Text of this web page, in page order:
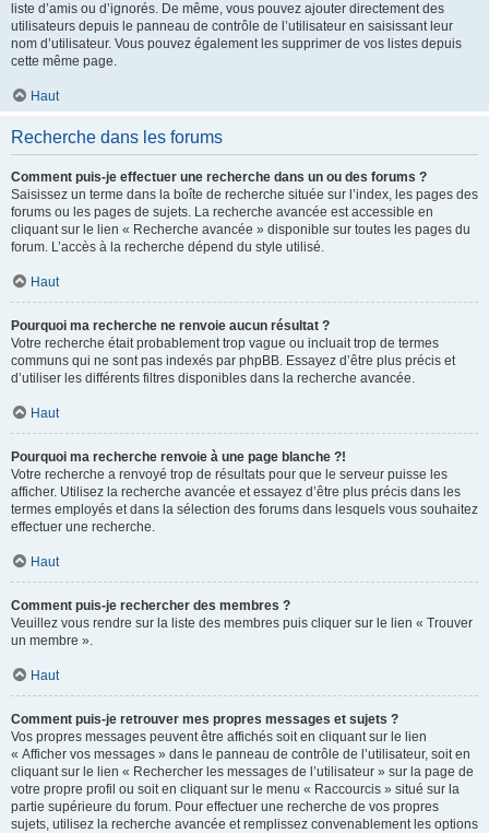
liste d’amis ou d’ignorés. De même, vous pouvez ajouter directement des
utilisateurs depuis le panneau de contrôle de l’utilisateur en saisissant leur
nom d’utilisateur. Vous pouvez également les supprimer de vos listes depuis
cette même page.
Haut
Recherche dans les forums
Comment puis-je effectuer une recherche dans un ou des forums ?
Saisissez un terme dans la boîte de recherche située sur l’index, les pages des
forums ou les pages de sujets. La recherche avancée est accessible en
cliquant sur le lien « Recherche avancée » disponible sur toutes les pages du
forum. L’accès à la recherche dépend du style utilisé.
Haut
Pourquoi ma recherche ne renvoie aucun résultat ?
Votre recherche était probablement trop vague ou incluait trop de termes
communs qui ne sont pas indexés par phpBB. Essayez d’être plus précis et
d’utiliser les différents filtres disponibles dans la recherche avancée.
Haut
Pourquoi ma recherche renvoie à une page blanche ?!
Votre recherche a renvoyé trop de résultats pour que le serveur puisse les
afficher. Utilisez la recherche avancée et essayez d’être plus précis dans les
termes employés et dans la sélection des forums dans lesquels vous souhaitez
effectuer une recherche.
Haut
Comment puis-je rechercher des membres ?
Veuillez vous rendre sur la liste des membres puis cliquer sur le lien « Trouver
un membre ».
Haut
Comment puis-je retrouver mes propres messages et sujets ?
Vos propres messages peuvent être affichés soit en cliquant sur le lien
« Afficher vos messages » dans le panneau de contrôle de l’utilisateur, soit en
cliquant sur le lien « Rechercher les messages de l’utilisateur » sur la page de
votre propre profil ou soit en cliquant sur le menu « Raccourcis » situé sur la
partie supérieure du forum. Pour effectuer une recherche de vos propres
sujets, utilisez la recherche avancée et remplissez convenablement les options